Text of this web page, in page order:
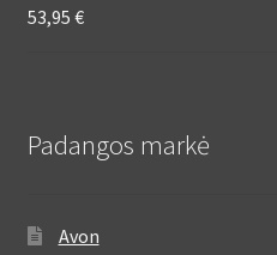
53,95 €
Padangos markė
Avon